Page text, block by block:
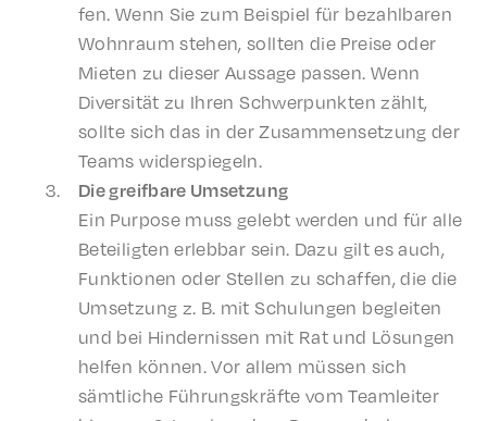
fen. Wenn Sie zum Beispiel für bezahlbaren
Wohn­raum stehen, soll­ten die Preise oder
Mieten zu dieser Aussage passen. Wenn
Diver­sität zu Ihren Schw­er­punk­ten zählt,
sollte sich das in der Zusam­menset­zung der
Teams widerspiegeln.
Die greif­bare Umsetzung
Ein Purpose muss gelebt werden und für alle
Beteiligten erleb­bar sein. Dazu gilt es auch,
Funk­tio­nen oder Stellen zu schaf­fen, die die
Umset­zung z. B. mit Schu­lun­gen begleit­en
und bei Hindernissen mit Rat und Lösun­gen
helfen können. Vor allem müssen sich
sämtliche Führungskräfte vom Team­leit­er